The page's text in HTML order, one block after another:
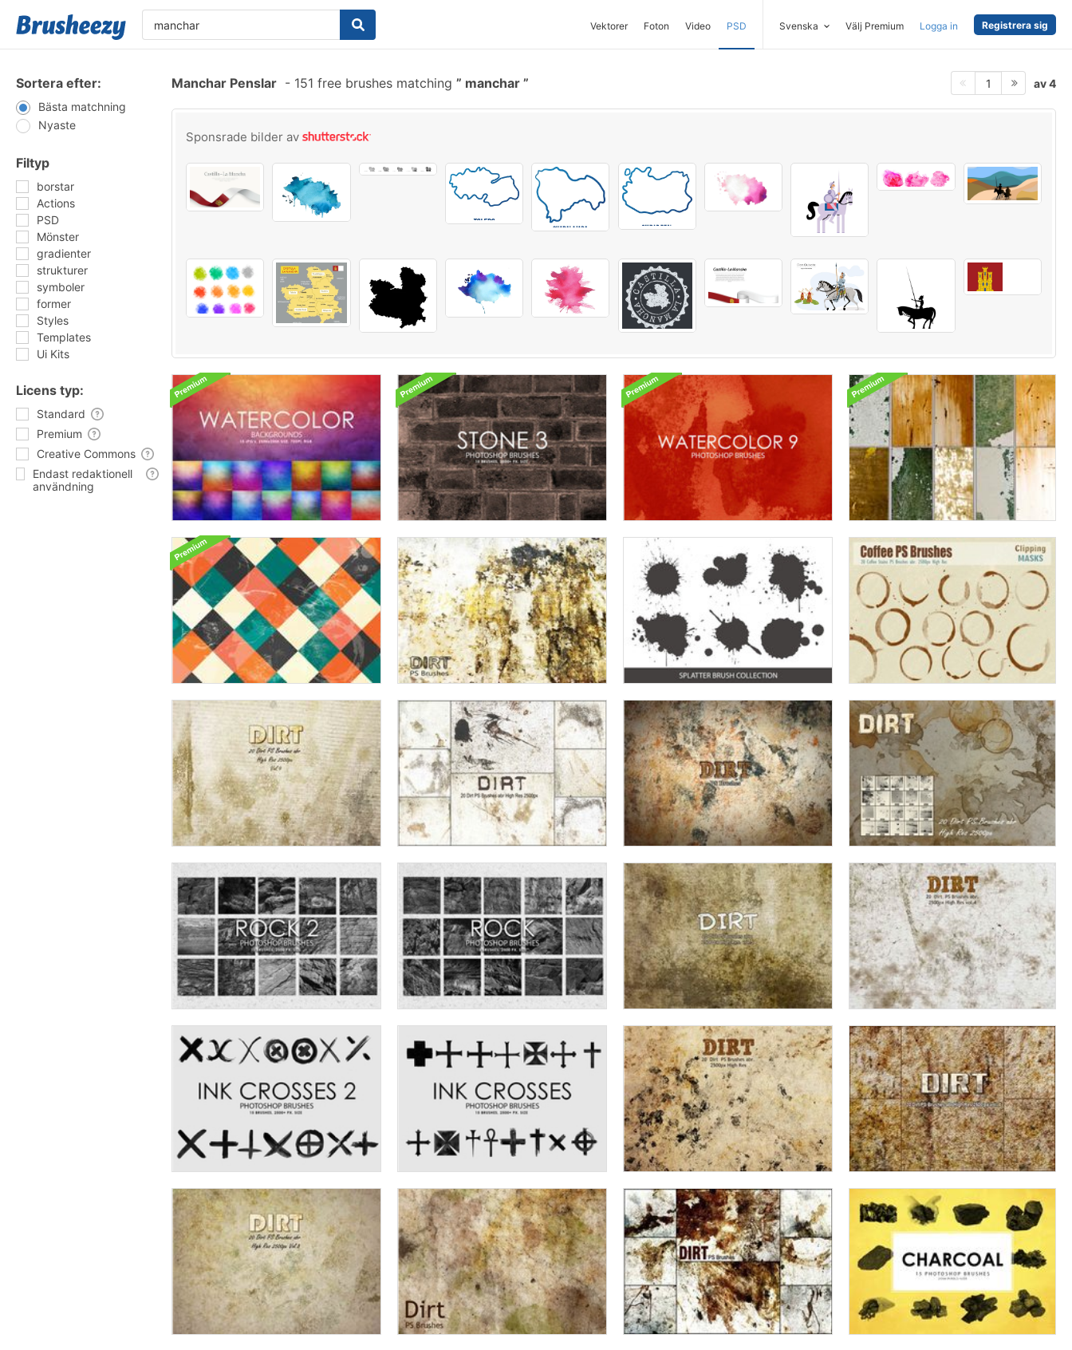
Vektorer Foton Video PSD Svenska Välj Premium Logga in Registrera sig
Sortera efter:
Bästa matchning
Nyaste
Filtyp
borstar
Actions
PSD
Mönster
gradienter
strukturer
symboler
former
Styles
Templates
Ui Kits
Licens typ:
Standard
Premium
Creative Commons
Endast redaktionell
användning
Manchar Penslar - 151 free brushes matching manchar 1 av 4
Sponsrade bilder av